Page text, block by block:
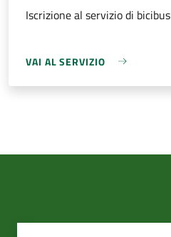
Iscrizione al servizio di bicibus
VAI AL SERVIZIO